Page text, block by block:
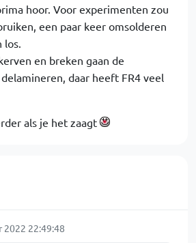
hoor. Voor experimenten zou
een paar keer omsolderen
los.
en breken gaan de
daar heeft FR4 veel
als je het zaagt
22:49:48